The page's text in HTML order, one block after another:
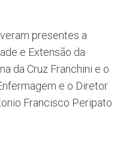
presentes a
e Extensão da
da Cruz Franchini e o
e o Diretor
Francisco Peripato